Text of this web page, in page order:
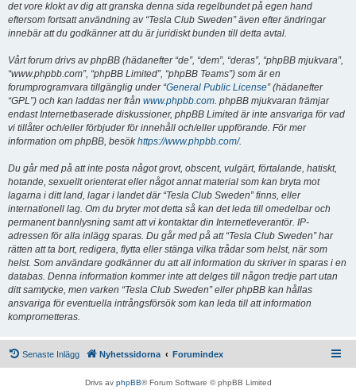
det vore klokt av dig att granska denna sida regelbundet på egen hand
eftersom fortsatt användning av “Tesla Club Sweden” även efter ändringar
innebär att du godkänner att du är juridiskt bunden till detta avtal.
Vårt forum drivs av phpBB (hädanefter “de”, “dem”, “deras”, “phpBB mjukvara”,
“www.phpbb.com”, “phpBB Limited”, “phpBB Teams”) som är en
forumprogramvara tillgänglig under “General Public License” (hädanefter
“GPL”) och kan laddas ner från www.phpbb.com. phpBB mjukvaran främjar
endast Internetbaserade diskussioner, phpBB Limited är inte ansvariga för vad
vi tillåter och/eller förbjuder för innehåll och/eller uppförande. För mer
information om phpBB, besökhttps://www.phpbb.com/.
Du går med på att inte posta något grovt, obscent, vulgärt, förtalande, hatiskt,
hotande, sexuellt orienterat eller något annat material som kan bryta mot
lagarna i ditt land, lagar i landet där “Tesla Club Sweden” finns, eller
internationell lag. Om du bryter mot detta så kan det leda till omedelbar och
permanent bannlysning samt att vi kontaktar din Internetleverantör. IP-
adressen för alla inlägg sparas. Du går med på att “Tesla Club Sweden” har
rätten att ta bort, redigera, flytta eller stänga vilka trådar som helst, när som
helst. Som användare godkänner du att all information du skriver in sparas i en
databas. Denna information kommer inte att delges till någon tredje part utan
ditt samtycke, men varken “Tesla Club Sweden” eller phpBB kan hållas
ansvariga för eventuella intrångsförsök som kan leda till att information
komprometteras.
Senaste Inlägg Nyhetssidorna Forumindex
Drivs av phpBB® Forum Software © phpBB Limited